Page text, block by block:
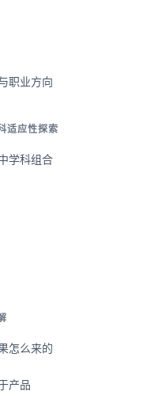
职业方向
适应性探索
学科组合
怎么来的
产品